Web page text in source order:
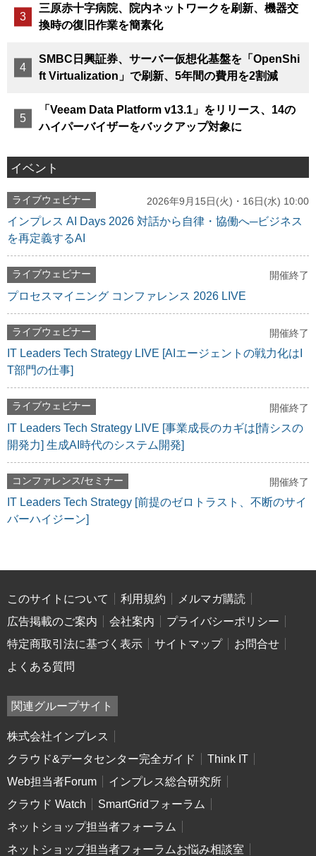
三原赤十字病院、院内ネットワークを刷新、機器交
換時の復旧作業を簡素化
SMBC日興証券、サーバー仮想化基盤を「OpenShi
ft Virtualization」で刷新、5年間の費用を2割減
「Veeam Data Platform v13.1」をリリース、14の
ハイパーバイザーをバックアップ対象に
イベント
ライブウェビナー 2026年9月15日(火)・16日(水) 10:00
インプレス AI Days 2026 対話から自律・協働へ─ビジネス
を再定義するAI
ライブウェビナー 開催終了
プロセスマイニング コンファレンス 2026 LIVE
ライブウェビナー 開催終了
IT Leaders Tech Strategy LIVE [AIエージェントの戦力化はI
T部門の仕事]
ライブウェビナー 開催終了
IT Leaders Tech Strategy LIVE [事業成長のカギは[情シスの
開発力] 生成AI時代のシステム開発]
コンファレンス/セミナー 開催終了
IT Leaders Tech Strategy [前提のゼロトラスト、不断のサイ
バーハイジーン]
このサイトについて 利用規約
メルマガ購読
広告掲載のご案内
会社案内
プライバシーポリシー
特定商取引法に基づく表示
サイトマップ
お問合せ
よくある質問
関連グループサイト
株式会社インプレス
クラウド&データセンター完全ガイド
Think IT
Web担当者Forum
インプレス総合研究所
クラウド Watch
SmartGridフォーラム
ネットショップ担当者フォーラム
ネットショップ担当者フォーラムお悩み相談室